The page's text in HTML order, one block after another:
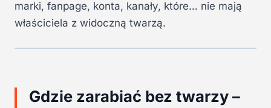
marki, fanpage, konta, kanały, które… nie mają
właściciela z widoczną twarzą.
Gdzie zarabiać bez twarzy –